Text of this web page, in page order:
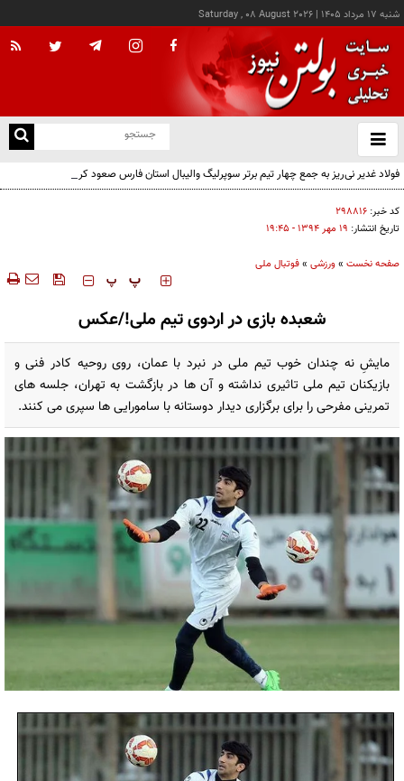
شنبه ۱۷ مرداد ۱۴۰۵ |
Saturday , 08 August 2026
باز
و
فولاد غدیر نی‌ریز به جمع چهار تیم برتر سوپرلیگ والیبال استان فارس صعود کرد
کد خبر: ۲۹۸۸۱۶
تاریخ انتشار: ۱۹ مهر ۱۳۹۴ - ۱۹:۴۵
صفحه نخست »ورزشی »فوتبال ملی
‍‍‍ پ پ
شعبده بازی در اردوی تیم ملی!/عکس
مایشِ نه چندان خوب تیم ملی در نبرد با عمان، روی روحیه کادر فنی و
بازیکنان تیم ملی تاثیری نداشته و آن ها در بازگشت به تهران، جلسه های
تمرینی مفرحی را برای برگزاری دیدار دوستانه با سامورایی ها سپری می کنند.